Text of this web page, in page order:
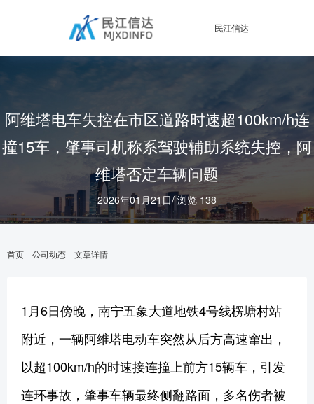
民江信达
阿维塔电车失控在市区道路时速超100km/h连
撞15车，肇事司机称系驾驶辅助系统失控，阿
维塔否定车辆问题
2026年01月21日/浏览 138
首页 公司动态 文章详情
1月6日傍晚，南宁五象大道地铁4号线楞塘村站
附近，一辆阿维塔电动车突然从后方高速窜出，
以超100km/h的时速接连撞上前方15辆车，引发
连环事故，肇事车辆最终侧翻路面，多名伤者被